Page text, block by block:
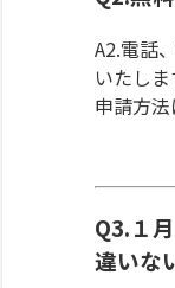
A2.電話
いたしま
申請方法
Q3.１
違いな